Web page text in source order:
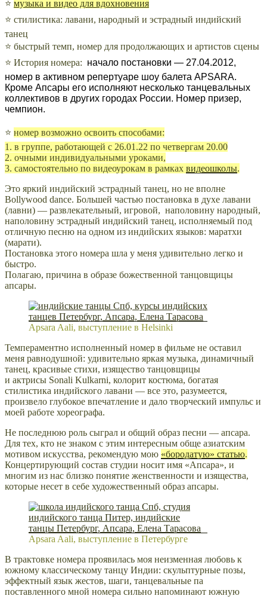
⭐ музыка и видео для вдохновения
⭐ стилистика: лавани, народный и эстрадный индийский
танец
⭐ быстрый темп, номер для продолжающих и артистов сцены
⭐ История номера: начало постановки — 27.04.2012,
номер в активном репертуаре шоу балета APSARA.
Кроме Апсары его исполняют несколько танцевальных
коллективов в других городах России. Номер призер,
чемпион.
⭐ номер возможно освоить способами:
1. в группе, работающей с 26.01.22 по четвергам 20.00
2. очными индивидуальными уроками,
3. самостоятельно по видеоурокам в рамках видеошколы.
Это яркий индийский эстрадный танец, но не вполне
Bollywood dance. Большей частью постановка в духе лавани
(лавни) — развлекательный, игровой, наполовину народный,
наполовину эстрадный индийский танец, исполняемый под
отличную песню на одном из индийских языков: маратхи
(марати).
Постановка этого номера шла у меня удивительно легко и
быстро.
Полагаю, причина в образе божественной танцовщицы
апсары.
Apsara Aali, выступление в Helsinki
Темпераментно исполненный номер в фильме не оставил
меня равнодушной: удивительно яркая музыка, динамичный
танец, красивые стихи, изящество танцовщицы
и актрисы Sonali Kulkarni, колорит костюма, богатая
стилистика индийского лавани — все это, разумеется,
произвело глубокое впечатление и дало творческий импульс и
моей работе хореографа.
Не последнюю роль сыграл и общий образ песни — апсара.
Для тех, кто не знаком с этим интересным обще азиатским
мотивом искусства, рекомендую мою «бородатую» статью.
Концертирующий состав студии носит имя «Апсара», и
многим из нас близко понятие женственности и изящества,
которые несет в себе художественный образ апсары.
Apsara Aali, выступление в Петербурге
В трактовке номера проявилась моя неизменная любовь к
южному классическому танцу Индии: скульптурные позы,
эффектный язык жестов, шаги, танцевальные па
поставленного мной номера сильно напоминают южную